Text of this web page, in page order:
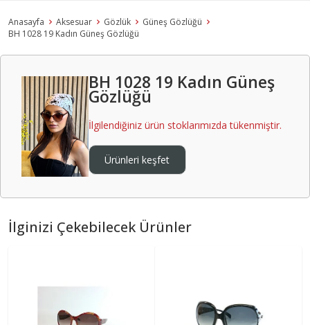
Anasayfa Aksesuar Gözlük
Güneş Gözlüğü
BH 1028 19 Kadın Güneş Gözlüğü
BH 1028 19 Kadın Güneş
Gözlüğü
İlgilendiğiniz ürün stoklarımızda tükenmiştir.
Ürünleri keşfet
İlginizi Çekebilecek Ürünler